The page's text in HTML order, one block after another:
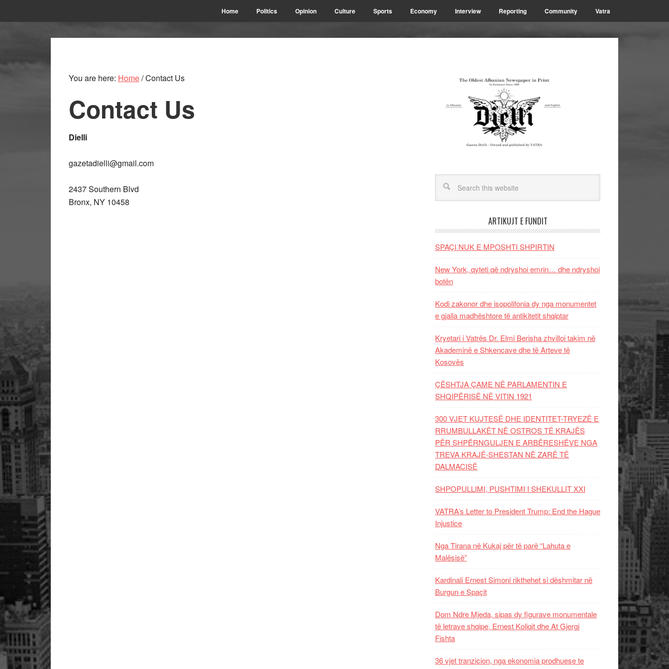
Home Politics Opinion Culture Sports Economy Interview Reporting Community Vatra
You are here: Home/Contact Us
Contact Us
Dielli
gazetadielli@gmail.com
2437 Southern Blvd
Bronx, NY 10458
ARTIKUJT E FUNDIT
SPAÇI NUK E MPOSHTI SHPIRTIN
New York, qyteti që ndryshoi emrin… dhe ndryshoi
botën
Kodi zakonor dhe isopolifonia dy nga monumentet
e gjalla madhështore të antikitetit shqiptar
Kryetari i Vatrës Dr. Elmi Berisha zhvilloi takim në
Akademinë e Shkencave dhe të Arteve të
Kosovës
ÇËSHTJA ÇAME NË PARLAMENTIN E
SHQIPËRISË NË VITIN 1921
300 VJET KUJTESË DHE IDENTITET-TRYEZË E
RRUMBULLAKËT NË OSTROS TË KRAJËS
PËR SHPËRNGULJEN E ARBËRESHËVE NGA
TREVA KRAJË-SHESTAN NË ZARË TË
DALMACISË
SHPOPULLIMI, PUSHTIMI I SHEKULLIT XXI
VATRA’s Letter to President Trump: End the Hague
Injustice
Nga Tirana në Kukaj për të parë “Lahuta e
Malësisë”
Kardinali Ernest Simoni rikthehet si dëshmitar në
Burgun e Spaçit
Dom Ndre Mjeda, sipas dy figurave monumentale
të letrave shqipe, Ernest Koliqit dhe At Gjergj
Fishta
36 vjet tranzicion, nga ekonomia prodhuese te